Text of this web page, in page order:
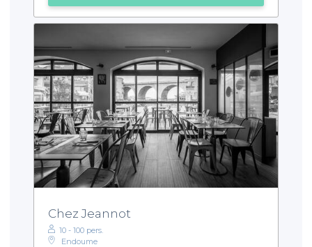
Chez Jeannot
10 - 100 pers.
Endoume